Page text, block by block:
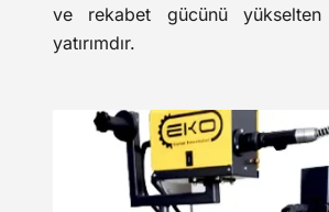
ve rekabet gücünü
yatırımdır.